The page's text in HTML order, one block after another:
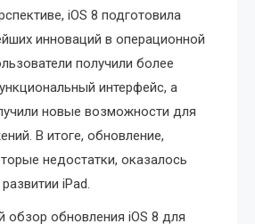
iOS 8 подготовила
инноваций в операционной
получили более
интерфейс, а
новые возможности для
В итоге, обновление,
недостатки, оказалось
iPad.
обзор обновления iOS 8 для